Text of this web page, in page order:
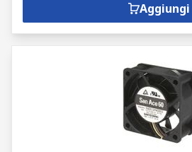
Aggiungi